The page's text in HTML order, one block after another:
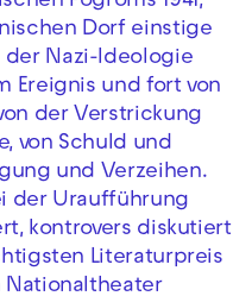
Dorf einstige
Nazi-Ideologie
Ereignis und fort von
der Verstrickung
von Schuld und
und Verzeihen.
der Uraufführung
kontrovers diskutiert
Literaturpreis
Nationaltheater